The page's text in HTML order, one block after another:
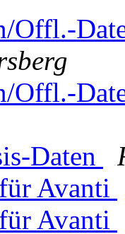
Offl.-
Offl.-
Daten
Avanti
Avanti